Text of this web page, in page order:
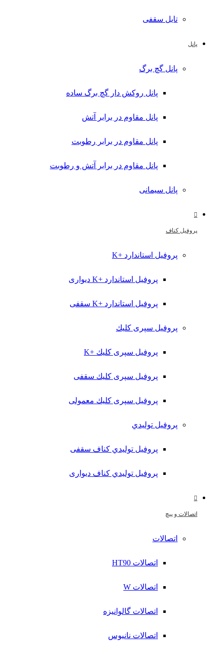
تایل سقفی
پانل
پانل گچ برگ
پانل روکش دار گچ برگ ساده
پانل مقاوم در برابر آتش
پانل مقاوم در برابر رطوبت
پانل مقاوم در برابر آتش و رطوبت
پانل سیمانی
پروفیل کناف
پروفیل استاندارد +K
پروفیل استاندارد +K دیواری
پروفیل استاندارد +K سقفی
پروفیل سپری کلیك
پروفیل سپری کلیك +K
پروفیل سپری کلیك سقفی
پروفیل سپری کلیك معمولی
پروفیل تولیدي
پروفیل تولیدي کناف سقفی
پروفیل تولیدي کناف دیواری
اتصالات و پیچ
اتصالات
اتصالات HT90
اتصالات W
اتصالات گالوانیزه
اتصالات نانیوس